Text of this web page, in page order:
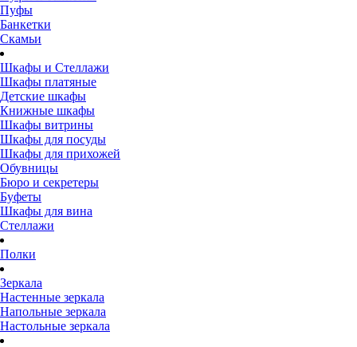
Пуфы
Банкетки
Скамьи
Шкафы и Стеллажи
Шкафы платяные
Детские шкафы
Книжные шкафы
Шкафы витрины
Шкафы для посуды
Шкафы для прихожей
Обувницы
Бюро и секретеры
Буфеты
Шкафы для вина
Стеллажи
Полки
Зеркала
Настенные зеркала
Напольные зеркала
Настольные зеркала